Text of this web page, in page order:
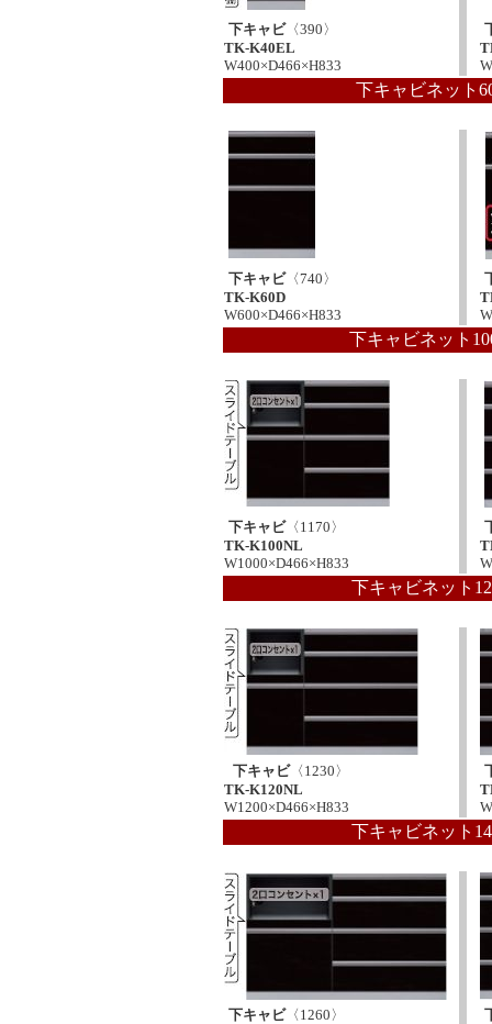
下キャビ〈390〉
TK-K40EL
W400×D466×H833
下キャビネット
下キャビ〈740〉
TK-K60D
W600×D466×H833
下キャビネット
下キャビ〈1170〉
TK-K100NL
W1000×D466×H833
下キャビネット
下キャビ〈1230〉
TK-K120NL
W1200×D466×H833
下キャビネット
下キャビ〈1260〉